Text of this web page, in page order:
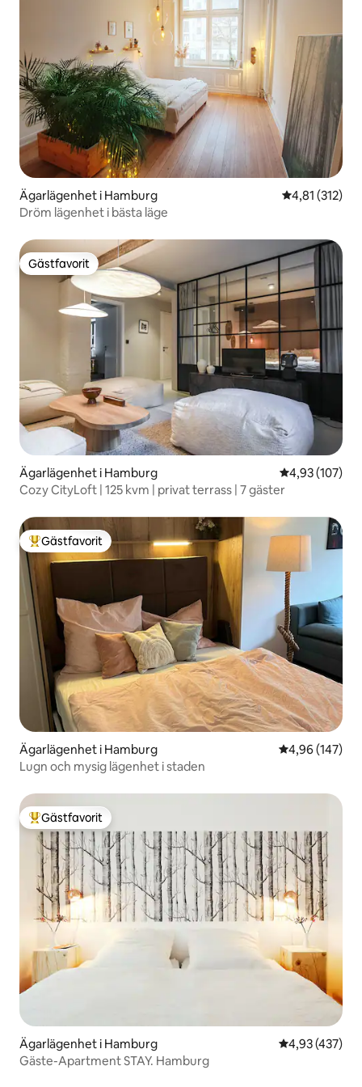
Ägarlägenhet i Hamburg 4,81 av 5 i
4,81 (312)
Dröm lägenhet i bästa läge
Gästfavorit
Gästfavorit
Ägarlägenhet i Hamburg 4,93 av 5 i
4,93 (107)
Cozy CityLoft | 125 kvm | privat terrass | 7 gäster
Populär gästfavorit
Gästfavorit
Ägarlägenhet i Hamburg 4,96 av 5 i
4,96 (147)
Lugn och mysig lägenhet i staden
Populär gästfavorit
Gästfavorit
Ägarlägenhet i Hamburg 4,93 av 5 i
4,93 (437)
Gäste-Apartment STAY. Hamburg